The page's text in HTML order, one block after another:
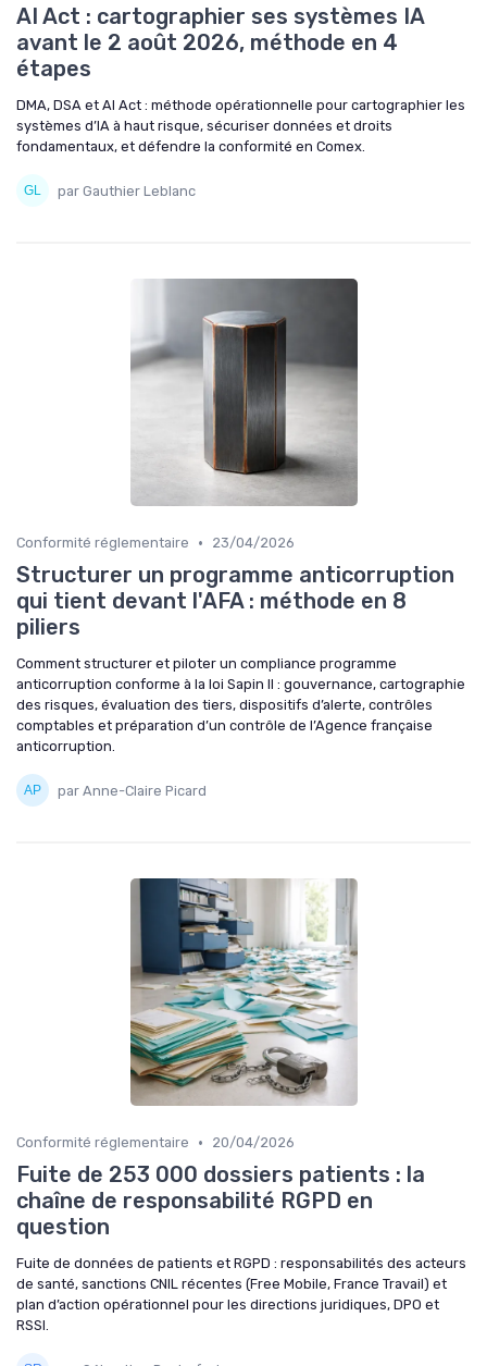
AI Act : cartographier ses systèmes IA
avant le 2 août 2026, méthode en 4
étapes
DMA, DSA et AI Act : méthode opérationnelle pour cartographier les
systèmes d’IA à haut risque, sécuriser données et droits
fondamentaux, et défendre la conformité en Comex.
par Gauthier Leblanc
Conformité réglementaire • 23/04/2026
Structurer un programme anticorruption
qui tient devant l'AFA : méthode en 8
piliers
Comment structurer et piloter un compliance programme
anticorruption conforme à la loi Sapin II : gouvernance, cartographie
des risques, évaluation des tiers, dispositifs d’alerte, contrôles
comptables et préparation d’un contrôle de l’Agence française
anticorruption.
par Anne-Claire Picard
Conformité réglementaire • 20/04/2026
Fuite de 253 000 dossiers patients : la
chaîne de responsabilité RGPD en
question
Fuite de données de patients et RGPD : responsabilités des acteurs
de santé, sanctions CNIL récentes (Free Mobile, France Travail) et
plan d’action opérationnel pour les directions juridiques, DPO et
RSSI.